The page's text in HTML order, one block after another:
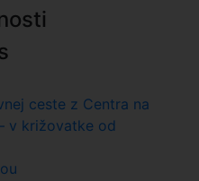
ceste z Centra na
v križovatke od